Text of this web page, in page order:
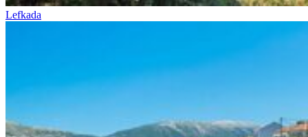
Lefkada